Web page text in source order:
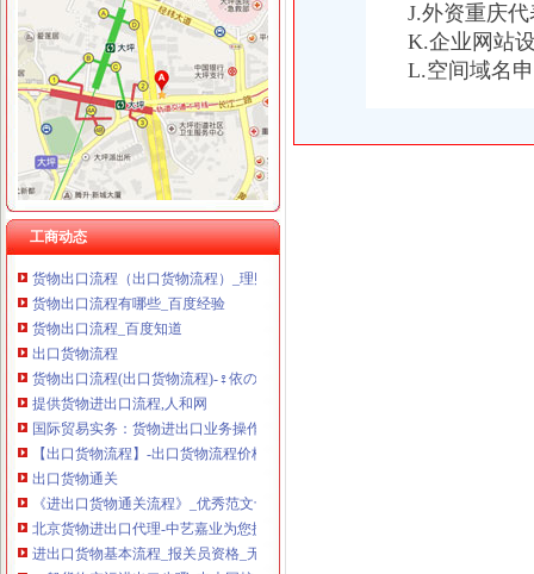
工商动态
货物出口流程
上海出口货物退运报关流程手续/懂海关内部流程
外贸知识：外贸进出口货物操作流程
出口流程-搜百科
海运出口货物基本流程_百度经验
货物出口流程
出口货物流程几步走_外贸流程_eBay外贸门户
《一般货物出口流程》100篇第一文库网
货物出口流程（出口货物流程）_理财前线_天涯论坛_天涯社区
货物出口流程有哪些_百度经验
货物出口流程_百度知道
出口货物流程
货物出口流程(出口货物流程)-♀依の亿°♂的日志-网易博客
提供货物进出口流程,人和网
国际贸易实务：货物进出口业务操作流程-搜百科
【出口货物流程】-出口货物流程价格|批发-出口货物流程公司-页88网
出口货物通关
《进出口货物通关流程》_优秀范文十篇
北京货物进出口代理-中艺嘉业为您提供门到门的一条龙服务-供应信息
进出口货物基本流程_报关员资格_无忧考网
一般货物空运进出口步骤_中大网校
J.外资重庆代
K.企业网站
L.空间域名